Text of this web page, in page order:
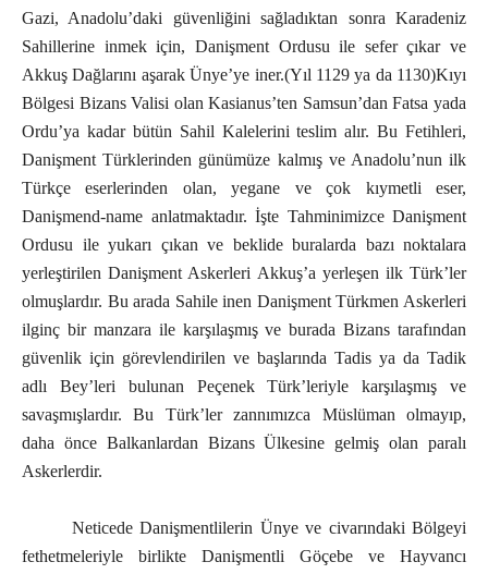
Gazi, Anadolu’daki güvenliğini sağladıktan sonra Karadeniz
Sahillerine inmek için, Danişment Ordusu ile sefer çıkar ve
Akkuş Dağlarını aşarak Ünye’ye iner.(Yıl 1129 ya da 1130)Kıyı
Bölgesi Bizans Valisi olan Kasianus’ten Samsun’dan Fatsa yada
Ordu’ya kadar bütün Sahil Kalelerini teslim alır. Bu Fetihleri,
Danişment Türklerinden günümüze kalmış ve Anadolu’nun ilk
Türkçe eserlerinden olan, yegane ve çok kıymetli eser,
Danişmend-name anlatmaktadır. İşte Tahminimizce Danişment
Ordusu ile yukarı çıkan ve beklide buralarda bazı noktalara
yerleştirilen Danişment Askerleri Akkuş’a yerleşen ilk Türk’ler
olmuşlardır. Bu arada Sahile inen Danişment Türkmen Askerleri
ilginç bir manzara ile karşılaşmış ve burada Bizans tarafından
güvenlik için görevlendirilen ve başlarında Tadis ya da Tadik
adlı Bey’leri bulunan Peçenek Türk’leriyle karşılaşmış ve
savaşmışlardır. Bu Türk’ler zannımızca Müslüman olmayıp,
daha önce Balkanlardan Bizans Ülkesine gelmiş olan paralı
Askerlerdir.
Neticede Danişmentlilerin Ünye ve civarındaki Bölgeyi
fethetmeleriyle birlikte Danişmentli Göçebe ve Hayvancı